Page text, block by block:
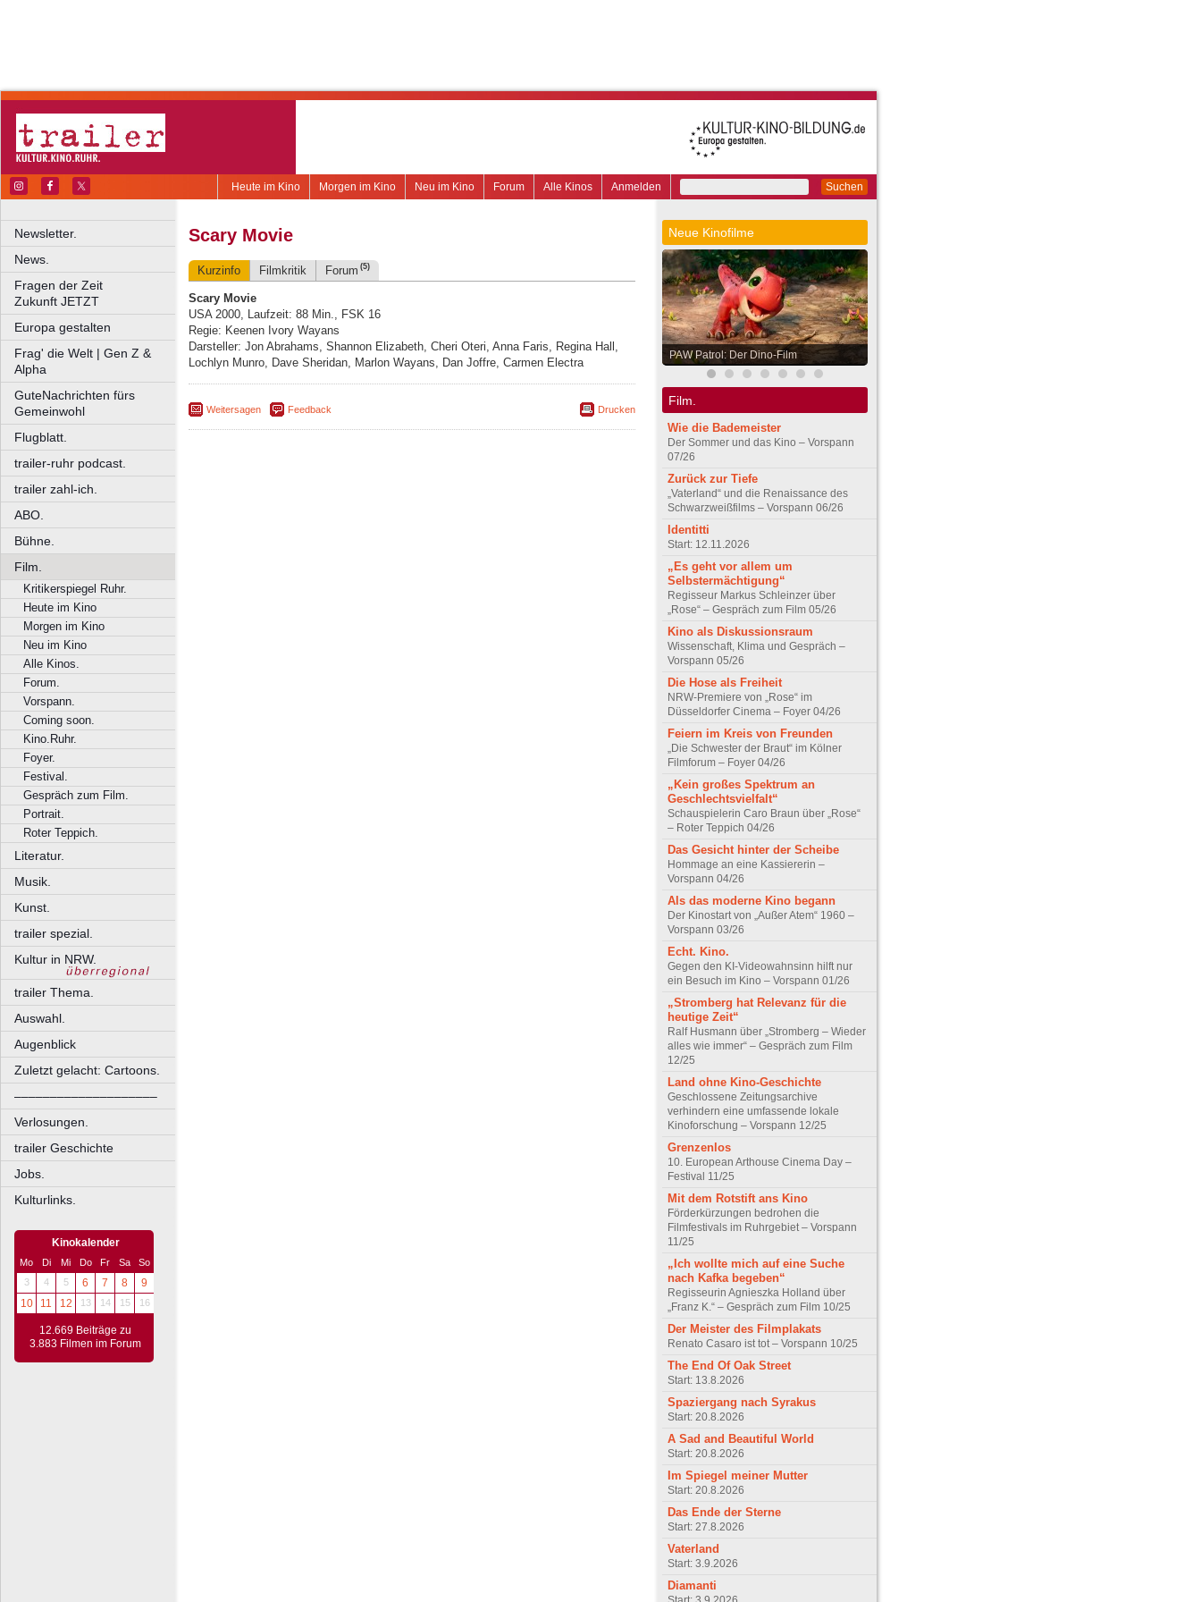
Suchen
Anmelden
Alle Kinos
Forum
Neu im Kino
Morgen im Kino
Heute im Kino
Newsletter.
News.
Fragen der Zeit
Zukunft JETZT
Europa gestalten
Frag' die Welt | Gen Z &
Alpha
GuteNachrichten fürs
Gemeinwohl
Flugblatt.
trailer-ruhr podcast.
trailer zahl-ich.
ABO.
Bühne.
Film.
Kritikerspiegel Ruhr.
Heute im Kino
Morgen im Kino
Neu im Kino
Alle Kinos.
Forum.
Vorspann.
Coming soon.
Kino.Ruhr.
Foyer.
Festival.
Gespräch zum Film.
Portrait.
Roter Teppich.
Literatur.
Musik.
Kunst.
trailer spezial.
Kultur in NRW.
trailer Thema.
Auswahl.
Augenblick
Zuletzt gelacht: Cartoons.
––––––––––––––––––––
Verlosungen.
trailer Geschichte
Jobs.
Kulturlinks.
Kinokalender
Mo Di Mi Do Fr Sa
So
3
4 5 6 7 8
9
10
11 12 13 14 15 16
12.669 Beiträge zu
3.883 Filmen im Forum
Scary Movie
Kurzinfo Filmkritik Forum (5)
Scary Movie
USA 2000, Laufzeit: 88 Min., FSK 16
Regie: Keenen Ivory Wayans
Darsteller: Jon Abrahams, Shannon Elizabeth, Cheri Oteri, Anna Faris, Regina Hall,
Lochlyn Munro, Dave Sheridan, Marlon Wayans, Dan Joffre, Carmen Electra
Weitersagen Feedback Drucken
Neue Kinofilme
PAW Patrol: Der Dino-Film
Film.
Wie die Bademeister
Der Sommer und das Kino – Vorspann
07/26
Zurück zur Tiefe
„Vaterland“ und die Renaissance des
Schwarzweißfilms – Vorspann 06/26
Identitti
Start: 12.11.2026
„Es geht vor allem um
Selbstermächtigung“
Regisseur Markus Schleinzer über
„Rose“ – Gespräch zum Film 05/26
Kino als Diskussionsraum
Wissenschaft, Klima und Gespräch –
Vorspann 05/26
Die Hose als Freiheit
NRW-Premiere von „Rose“ im
Düsseldorfer Cinema – Foyer 04/26
Feiern im Kreis von Freunden
„Die Schwester der Braut“ im Kölner
Filmforum – Foyer 04/26
„Kein großes Spektrum an
Geschlechtsvielfalt“
Schauspielerin Caro Braun über „Rose“
– Roter Teppich 04/26
Das Gesicht hinter der Scheibe
Hommage an eine Kassiererin –
Vorspann 04/26
Als das moderne Kino begann
Der Kinostart von „Außer Atem“ 1960 –
Vorspann 03/26
Echt. Kino.
Gegen den KI-Videowahnsinn hilft nur
ein Besuch im Kino – Vorspann 01/26
„Stromberg hat Relevanz für die
heutige Zeit“
Ralf Husmann über „Stromberg – Wieder
alles wie immer“ – Gespräch zum Film
12/25
Land ohne Kino-Geschichte
Geschlossene Zeitungsarchive
verhindern eine umfassende lokale
Kinoforschung – Vorspann 12/25
Grenzenlos
10. European Arthouse Cinema Day –
Festival 11/25
Mit dem Rotstift ans Kino
Förderkürzungen bedrohen die
Filmfestivals im Ruhrgebiet – Vorspann
11/25
„Ich wollte mich auf eine Suche
nach Kafka begeben“
Regisseurin Agnieszka Holland über
„Franz K.“ – Gespräch zum Film 10/25
Der Meister des Filmplakats
Renato Casaro ist tot – Vorspann 10/25
The End Of Oak Street
Start: 13.8.2026
Spaziergang nach Syrakus
Start: 20.8.2026
A Sad and Beautiful World
Start: 20.8.2026
Im Spiegel meiner Mutter
Start: 20.8.2026
Das Ende der Sterne
Start: 27.8.2026
Vaterland
Start: 3.9.2026
Diamanti